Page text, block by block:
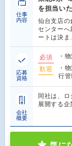
仕事
内容
を担当い
仙台支店の
センターへ
ートは決ま
応募
資格
必須
・
歓迎
・
行
会社
概要
同社は、
展開する企